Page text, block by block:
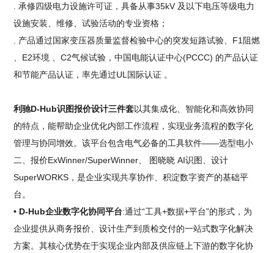
. 承修四级电力设施许可证，具备从事35kV 及以下电压等级电力
设施安装、维修、试验活动的专业资格；
. 产品通过国家变压器质量监督检验中心的突发短路试验、F1阻燃
、E2环境 、C2气候试验，中国电能认证中心(PCCC) 的产品认证
和节能产品认证，率先通过UL国际认证 。
利驰D-Hub识图报价设计三件套以其集成化、智能化和高效协同
的特点，能帮助企业优化内部工作流程，实现业务流程的数字化
管理与协同增效。该平台包含电气必备的工具软件——选型电小
二、报价ExWinner/SuperWinner、 图晓晓 AI识图、设计
SuperWORKS，是企业实现共享协作、积淀数字资产的基础平
台。
• D-Hub企业数字化协同平台:通过“工具+数据+平台”的形式，为
企业提供从商务报价、设计生产到质检交付的一站式数字化解决
方案。其核心优势在于实现企业内部及供应链上下游的数字化协